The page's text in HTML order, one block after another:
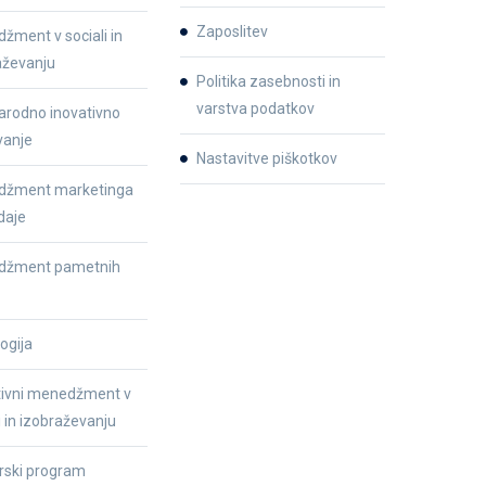
v sociali in
inovativno
marketinga
pametnih
menedžment v
in izobraževanju
program
Zaposlitev
Politika zasebnosti in
varstva podatkov
Nastavitve piškotkov